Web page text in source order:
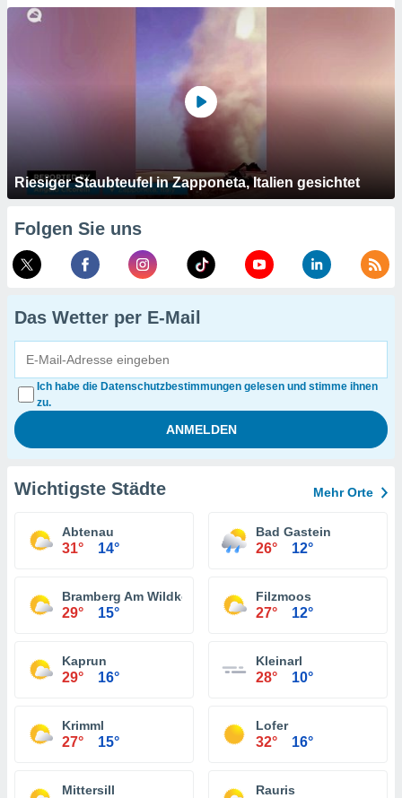
Riesiger Staubteufel in Zapponeta, Italien gesichtet
Folgen Sie uns
Das Wetter per E-Mail
Ich habe die Datenschutzbestimmungen gelesen und stimme ihnen
zu.
Wichtigste Städte Mehr Orte
Abtenau
31° 14°
Bad Gastein
26° 12°
Bramberg Am Wildkogel
29° 15°
Filzmoos
27° 12°
Kaprun
29° 16°
Kleinarl
28° 10°
Krimml
27° 15°
Lofer
32° 16°
Mittersill Rauris